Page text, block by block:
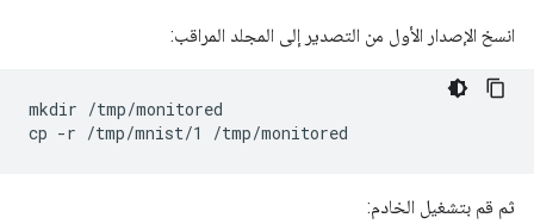
انسخ الإصدار الأول من التصدير إلى المجلد المراقب:
mkdir /tmp/monitored
cp -r /tmp/mnist/1
ثم قم بتشغيل الخادم: